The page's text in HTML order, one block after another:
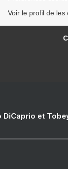
Voir le profil de les
DiCaprio et